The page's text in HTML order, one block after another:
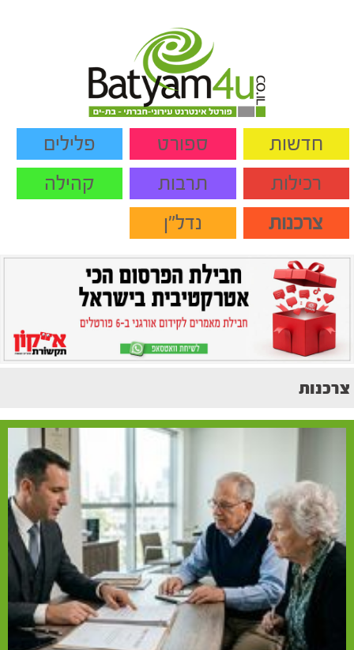
חדשות ספורט
פלילים
רכילות
תרבות
קהילה
צרכנות
נדל"ן
צרכנות